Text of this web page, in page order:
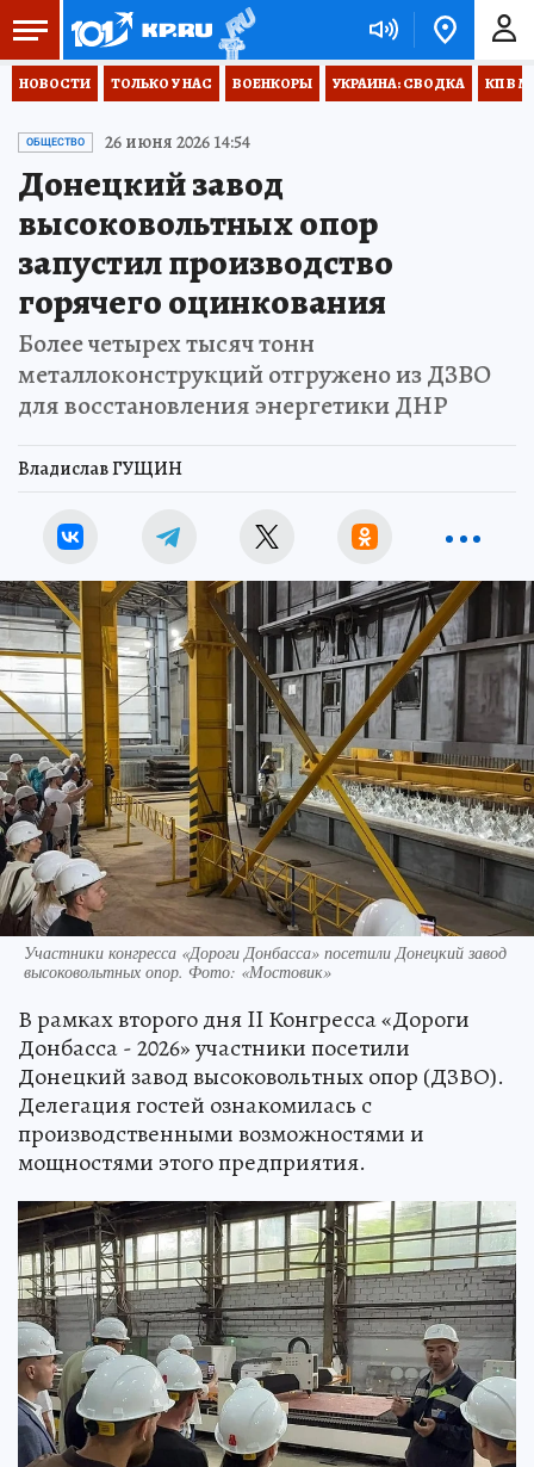
НОВОСТИ ТОЛЬКО У НАС ВОЕНКОРЫ УКРАИНА: СВОДКА КП В
ОБЩЕСТВО 26 июня 2026 14:54
Донецкий завод
высоковольтных опор
запустил производство
горячего оцинкования
Более четырех тысяч тонн
металлоконструкций отгружено из ДЗВО
для восстановления энергетики ДНР
Владислав ГУЩИН
Участники конгресса «Дороги Донбасса» посетили Донецкий завод
высоковольтных опор. Фото: «Мостовик»
В рамках второго дня II Конгресса «Дороги
Донбасса - 2026» участники посетили
Донецкий завод высоковольтных опор (ДЗВО).
Делегация гостей ознакомилась с
производственными возможностями и
мощностями этого предприятия.